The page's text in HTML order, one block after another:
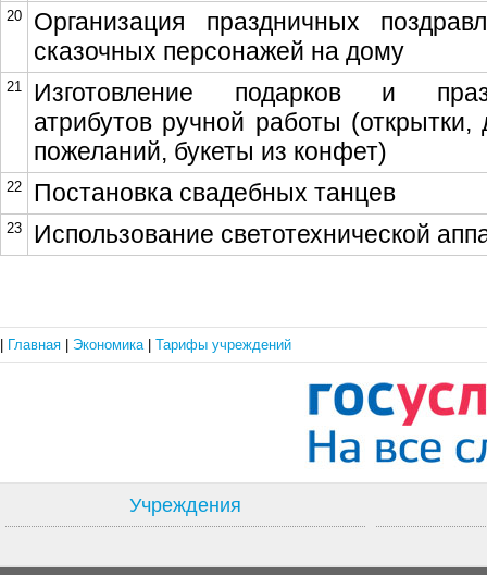
20
Организация праздничных
сказочных персонажей на дому
21
Изготовление подарков и
атрибутов ручной работы (открытки,
пожеланий, букеты из конфет)
22 Постановка свадебных танцев
23 Использование светотехнической
Главная Экономика Тарифы учреждений
Учреждения